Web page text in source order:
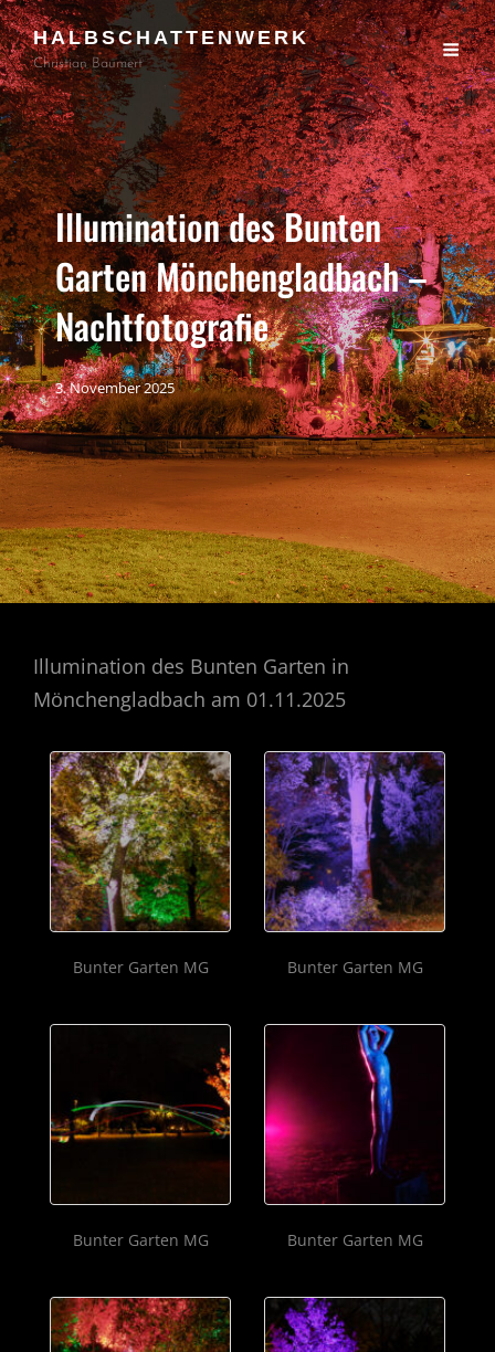
HALBSCHATTENWERK
Christian Baumert
Illumination des Bunten
Garten Mönchengladbach –
Nachtfotografie
3. November 2025
Illumination des Bunten Garten in
Mönchengladbach am 01.11.2025
Bunter Garten MG Bunter Garten MG
Bunter Garten MG Bunter Garten MG